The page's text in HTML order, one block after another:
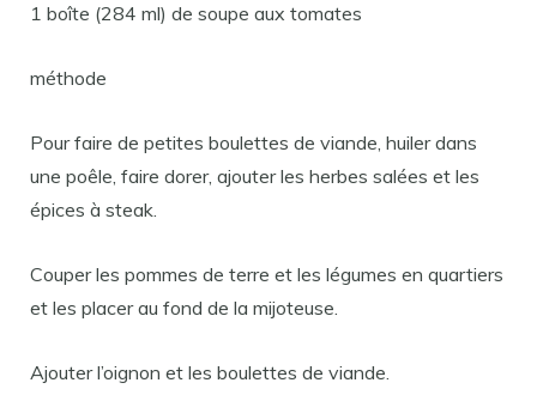
1 boîte (284 ml) de soupe aux tomates
méthode
Pour faire de petites boulettes de viande, huiler dans
une poêle, faire dorer, ajouter les herbes salées et les
épices à steak.
Couper les pommes de terre et les légumes en quartiers
et les placer au fond de la mijoteuse.
Ajouter l’oignon et les boulettes de viande.